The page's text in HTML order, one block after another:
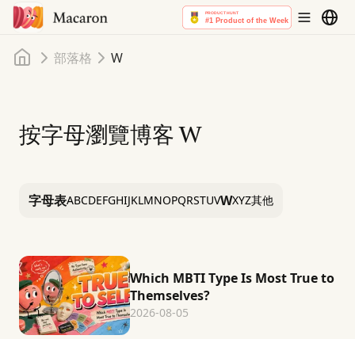
首頁部落格 W
按字母瀏覽博客W
字母表ABCDEFGHIJKLMNOPQRSTUVWXYZ其他
Which MBTI Type Is Most True to
Themselves?
2026-08-05